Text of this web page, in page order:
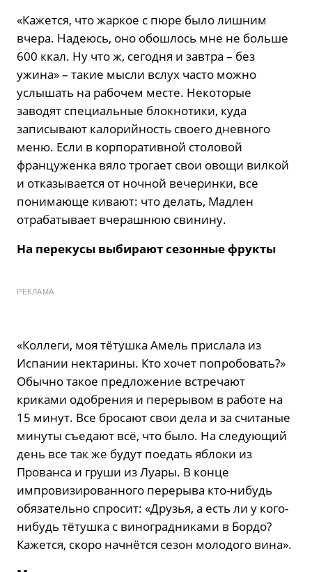
«Кажется, что жаркое с пюре было лишним
вчера. Надеюсь, оно обошлось мне не больше
600 ккал. Ну что ж, сегодня и завтра – без
ужина» – такие мысли вслух часто можно
услышать на рабочем месте. Некоторые
заводят специальные блокнотики, куда
записывают калорийность своего дневного
меню. Если в корпоративной столовой
француженка вяло трогает свои овощи вилкой
и отказывается от ночной вечеринки, все
понимающе кивают: что делать, Мадлен
отрабатывает вчерашнюю свинину.
На перекусы выбирают сезонные фрукты
РЕКЛАМА
«Коллеги, моя тётушка Амель прислала из
Испании нектарины. Кто хочет попробовать?»
Обычно такое предложение встречают
криками одобрения и перерывом в работе на
15 минут. Все бросают свои дела и за считаные
минуты съедают всё, что было. На следующий
день все так же будут поедать яблоки из
Прованса и груши из Луары. В конце
импровизированного перерыва кто-нибудь
обязательно спросит: «Друзья, а есть ли у кого-
нибудь тётушка с виноградниками в Бордо?
Кажется, скоро начнётся сезон молодого вина».